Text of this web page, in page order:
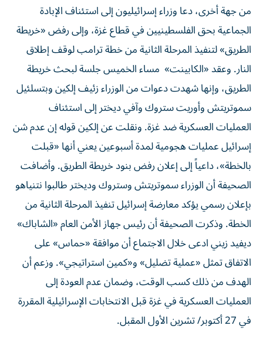
من جهة أخرى، دعا وزراء إسرائيليون إلى استئناف الإبادة
الجماعية بحق الفلسطينيين في قطاع غزة، وإلى رفض «خريطة
الطريق» لتنفيذ المرحلة الثانية من خطة ترامب لوقف إطلاق
النار. وعقد «الكابينت» مساء الخميس جلسة لبحث خريطة
الطريق، وإنها شهدت دعوات من الوزراء زئيف إلكين وبتسلئيل
سموتريتش وأوريت ستروك وآفي ديختر إلى استئناف
العمليات العسكرية ضد غزة. ونقلت عن إلكين قوله إن عدم شن
إسرائيل عمليات هجومية لمدة أسبوعين يعني أنها «قبلت
بالخطة»، داعياً إلى إعلان رفض بنود خريطة الطريق. وأضافت
الصحيفة أن الوزراء سموتريتش وستروك وديختر طالبوا نتنياهو
بإعلان رسمي يؤكد معارضة إسرائيل تنفيذ المرحلة الثانية من
الخطة. وذكرت الصحيفة أن رئيس جهاز الأمن العام «الشاباك»
ديفيد زيني ادعى خلال الاجتماع أن موافقة «حماس» على
الاتفاق تمثل «عملية تضليل» و«كمين استراتيجي». وزعم أن
الهدف من ذلك كسب الوقت، وضمان عدم العودة إلى
العمليات العسكرية في غزة قبل الانتخابات الإسرائيلية المقررة
في 27 أكتوبر/ تشرين الأول المقبل.